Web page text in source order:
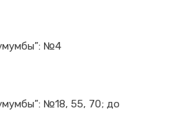
№4
№18, 55, 70; до